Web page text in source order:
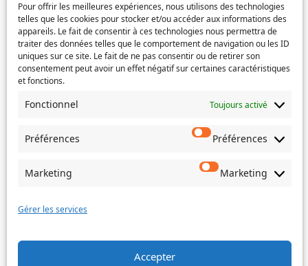
Pour offrir les meilleures expériences, nous utilisons des technologies
telles que les cookies pour stocker et/ou accéder aux informations des
appareils. Le fait de consentir à ces technologies nous permettra de
traiter des données telles que le comportement de navigation ou les ID
uniques sur ce site. Le fait de ne pas consentir ou de retirer son
consentement peut avoir un effet négatif sur certaines caractéristiques
et fonctions.
Fonctionnel Toujours activé
Préférences Préférences
Marketing Marketing
Gérer les services
Accepter
Service concerné (Nécessaire)
Si votre demande concerne des actes de naissance et/ou
de mariage, choisissez l'Etat-Civil comme service
concerné.
Message(Nécessaire)